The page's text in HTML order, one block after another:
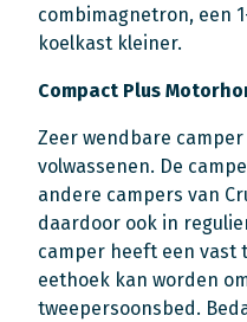
combimagnetron, een
koelkast kleiner.
Compact Plus
Zeer wendbare
volwassenen. De
andere campers van
daardoor ook in
camper heeft een vast
eethoek kan worden
tweepersoonsbed.